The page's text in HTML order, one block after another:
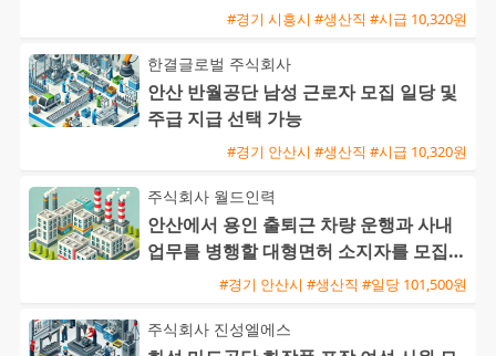
#경기 시흥시 #생산직 #시급 10,320원
한결글로벌 주식회사
안산 반월공단 남성 근로자 모집 일당 및
주급 지급 선택 가능
#경기 안산시 #생산직 #시급 10,320원
주식회사 월드인력
안산에서 용인 출퇴근 차량 운행과 사내
업무를 병행할 대형면허 소지자를 모집합
#경기 안산시 #생산직 #일당 101,500원
주식회사 진성엘에스